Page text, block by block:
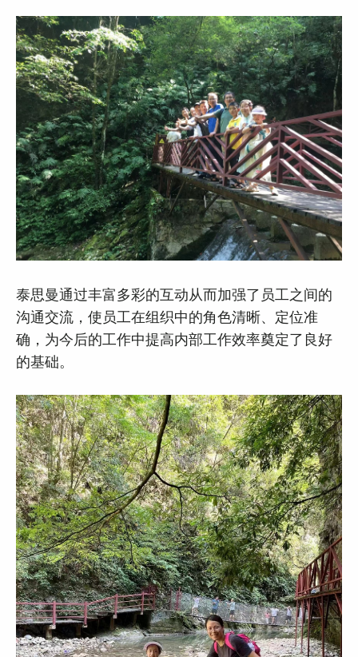
泰思曼通过丰富多彩的互动从而加强了员工之间的
沟通交流，使员工在组织中的角色清晰、定位准
确，为今后的工作中提高内部工作效率奠定了良好
的基础。